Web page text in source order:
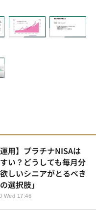
運用】プラチナNISAは
い？どうしても毎月分
しいシニアがとるべき
選択肢」
Wed 17:46